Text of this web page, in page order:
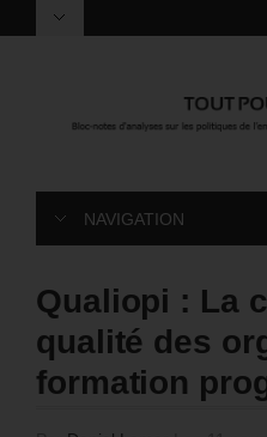
NAVIGATION
Qualiopi : La
qualité des
formation